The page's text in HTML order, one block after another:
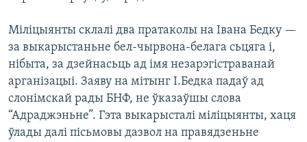
КУЛЬТУРА
КАЛЯНДАР
МОВА
НА ХВАЛЯХ СВАБОДЫ
Усе сайты РС/РСЭ
Міліцыянты склалі два пратаколы на Івана Бедку —
за выкарыстаньне бел-чырвона-белага сьцяга і,
нібыта, за дзейнасьць ад імя незарэгістраванай
арганізацыі. Заяву на мітынг І.Бедка падаў ад
слонімскай рады БНФ, не ўказаўшы слова
“Адраджэньне”. Гэта выкарысталі міліцыянты, хаця
ўлады далі пісьмовы дазвол на правядзеньне